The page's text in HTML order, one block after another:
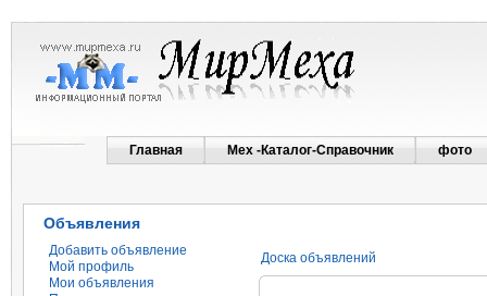
Главная Мех -Каталог-Справочник фото
Объявления
Добавить объявление
Мой профиль
Мои объявления
Доска объявлений